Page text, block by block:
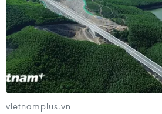
kinh doanh tiếp tục cải
01/03/2019 11:50
Có khoảng 88% tổ chức tín dụng
doanh tiếp tục cải thiện hơn trong
khoảng 35% tổ chức tín dụng dự
doanh sẽ “cải thiện nhiều."
vietnamplus.vn